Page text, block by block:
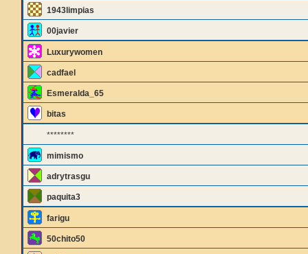
1943limpias
00javier
Luxurywomen
cadfael
Esmeralda_65
bitas
********
mimismo
adrytrasgu
paquita3
farigu
50chito50